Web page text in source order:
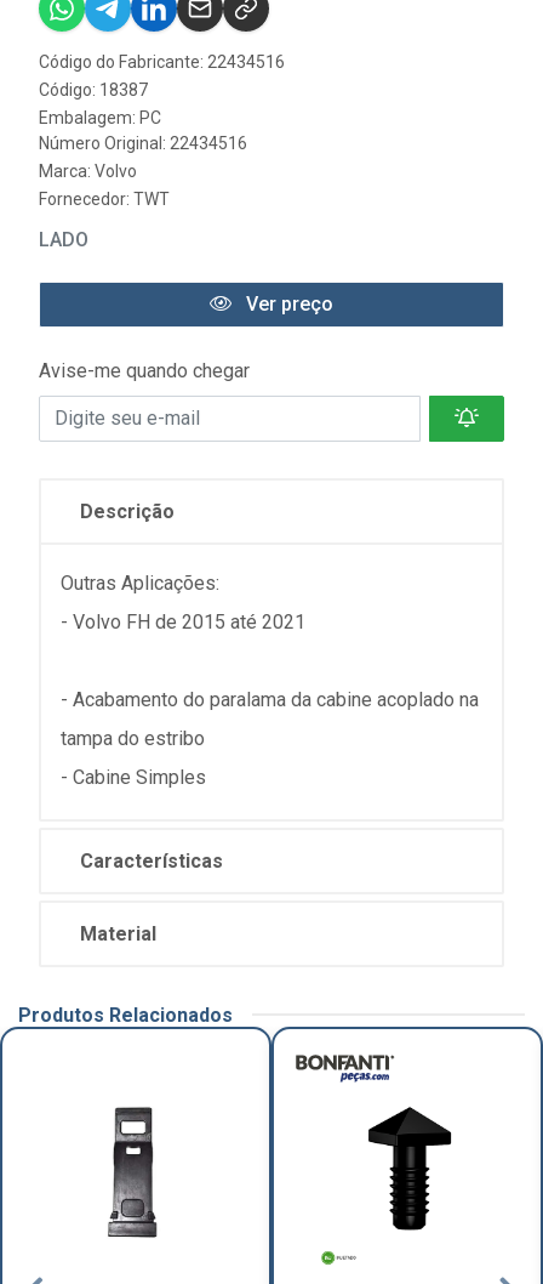
Código do Fabricante: 22434516
Código: 18387
Embalagem: PC
Número Original: 22434516
Marca: Volvo
Fornecedor: TWT
LADO
Ver preço
Avise-me quando chegar
Descrição
Outras Aplicações:
- Volvo FH de 2015 até 2021
- Acabamento do paralama da cabine acoplado na
tampa do estribo
- Cabine Simples
Características
Material
Produtos Relacionados